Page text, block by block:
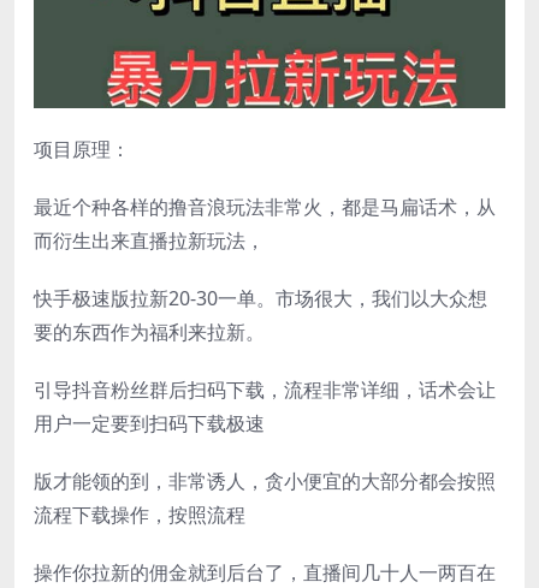
项目原理：
最近个种各样的撸音浪玩法非常火，都是马扁话术，从
而衍生出来直播拉新玩法，
快手极速版拉新20-30一单。市场很大，我们以大众想
要的东西作为福利来拉新。
引导抖音粉丝群后扫码下载，流程非常详细，话术会让
用户一定要到扫码下载极速
版才能领的到，非常诱人，贪小便宜的大部分都会按照
流程下载操作，按照流程
操作你拉新的佣金就到后台了，直播间几十人一两百在